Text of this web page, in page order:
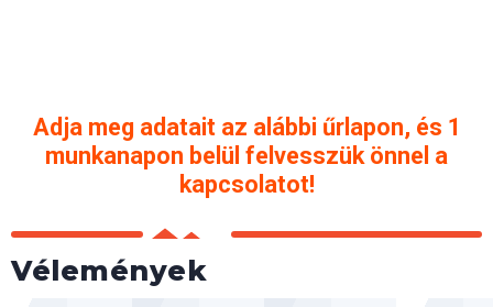
Adja meg adatait az alábbi űrlapon, és 1
munkanapon belül felvesszük önnel a
kapcsolatot!
Vélemények